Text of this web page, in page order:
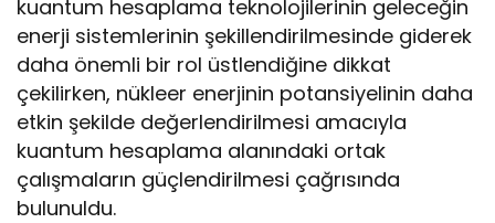
kuantum hesaplama teknolojilerinin geleceğin
enerji sistemlerinin şekillendirilmesinde giderek
daha önemli bir rol üstlendiğine dikkat
çekilirken, nükleer enerjinin potansiyelinin daha
etkin şekilde değerlendirilmesi amacıyla
kuantum hesaplama alanındaki ortak
çalışmaların güçlendirilmesi çağrısında
bulunuldu.